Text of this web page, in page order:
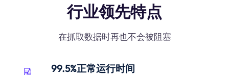
行业领先特点
在抓取数据时再也不会被阻塞
99.5%正常运行时间